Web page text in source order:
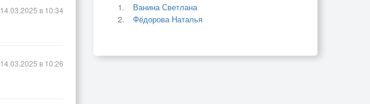
14.03.2025 в 10:34
14.03.2025 в 10:26
Ванина Светлана
Фёдорова Наталья